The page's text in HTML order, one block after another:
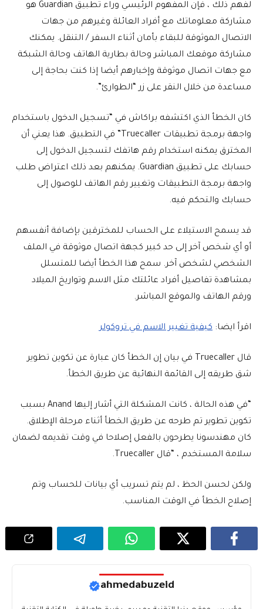
لفهم ذلك ، فإن المفهوم الرئيسي وراء تطبيق Guardian هو
مشاركة معلوماتك مع أفراد العائلة وغيرهم من جهات
الاتصال الموثوقة للبقاء بأمان أثناء السفر / التنقل. يمكنك
مشاركة موقعك المباشر وحالة بطارية الهاتف وحالة الشبكة
مع جهات اتصال موثوقة وإخبارهم أيضا إذا كنت بحاجة إلى
مساعدة من خلال النقر على زر “الطوارئ”.
كان الخطأ الذي اكتشفه براكاش في “تسجيل الدخول باستخدام
واجهة برمجة تطبيقات Truecaller” في التطبيق. هذا يعني أن
المخترق يمكنه استخدام رقم هاتفك لتسجيل الدخول إلى
حسابك على تطبيق Guardian. يمكنهم بعد ذلك اعتراض طلب
واجهة برمجة التطبيقات وتغيير رقم الهاتف للوصول إلى
حسابك والتحكم فيه.
قد يسمح الاستيلاء على الحساب للمخترقين بإضافة أنفسهم
أو أي شخص آخر إلى حد كبير كجهة اتصال موثوقة في الملف
الشخصي لشخص آخر. سمح هذا الخطأ أيضا للمتسلل
بمشاهدة تفاصيل أفراد عائلتك مثل الاسم وتواريخ الميلاد
ورقم الهاتف والموقع المباشر.
اقرأ ايضا: كيفية تغيير الاسم في تروكولر
قال Truecaller في بيان إن الخطأ كان عبارة عن تكوين تطوير
شق طريقه إلى القائمة النهائية عن طريق الخطأ.
“في هذه الحالة ، كانت المشكلة التي أشار إليها Anand بسبب
تكوين تطوير تم طرحه عن طريق الخطأ أثناء مرحلة الإطلاق.
كان مهندسونا يطرحون بالفعل إصلاحا في وقت تقديمه لضمان
سلامة المستخدم ، “قال Truecaller.
ولكن لحسن الحظ ، لم يتم تسريب أي بيانات للحساب وتم
إصلاح الخطأ في الوقت المناسب.
ahmedabuzeid